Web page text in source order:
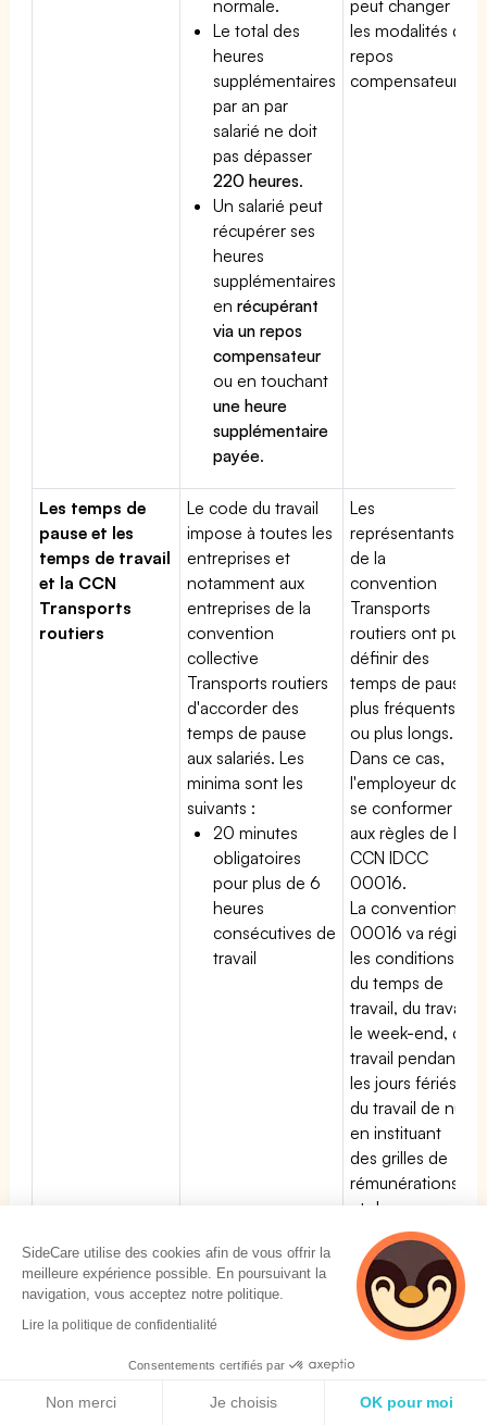
normale.
Le total des
heures
supplémentaires
par an par
salarié ne doit
pas dépasser
220 heures.
Un salarié peut
récupérer ses
heures
supplémentaires
enrécupérant
via un repos
compensateur
ou en touchant
une heure
supplémentaire
payée.
peut changer
les modalités du
repos
compensateur.
Les temps de
pause et les
temps de travail
et la CCN
Transports
routiers
Le code du travail
impose à toutes les
entreprises et
notamment aux
entreprises de la
convention
collective
Transports routiers
d'accorder des
temps de pause
aux salariés. Les
minima sont les
suivants :
20 minutes
obligatoires
pour plus de 6
heures
consécutives de
travail
Les
représentants
de la
convention
Transports
routiers ont pu
définir des
temps de pause
plus fréquents
ou plus longs.
Dans ce cas,
l'employeur doit
se conformer
aux règles de la
CCN IDCC
00016.
La convention
00016 va régir
les conditions
du temps de
travail, du travail
le week-end, du
travail pendant
les jours fériés,
du travail de nuit
en instituant
des grilles de
rémunérations
et de
conditions à
respecter.
Droit de retrait
des salariés de
Transports
routiers
L'article L4131 du
code du travail
retrait pour tous les
salariés en cas de
La convention
collective
Transports
routiers peut
ajouter des
SideCare utilise des cookies afin de vous offrir la
meilleure expérience possible. En poursuivant la
navigation, vous acceptez notre politique.
Lire la politique de confidentialité
Consentements certifiés par
Non merci Je choisis OK pour moi